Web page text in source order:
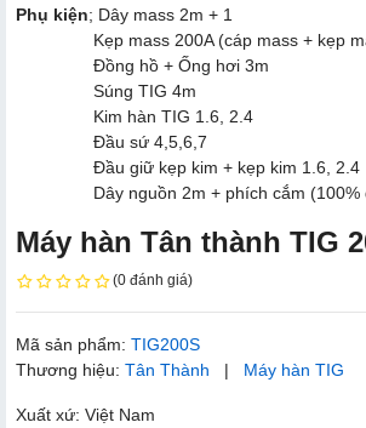
Phụ kiện; Dây mass 2m + 1
Kẹp mass 200A (cáp mass + kẹp
Đồng hồ + Ống hơi 3m
Súng TIG 4m
Kim hàn TIG 1.6, 2.4
Đầu sứ 4,5,6,7
Đầu giữ kẹp kim + kẹp kim 1.6, 2.4
Dây nguồn 2m + phích cắm (100%
Máy hàn Tân thành TIG
(0 đánh giá)
Mã sản phẩm: TIG200S
Thương hiệu: Tân Thành | Máy hàn TIG
Xuất xứ: Việt Nam